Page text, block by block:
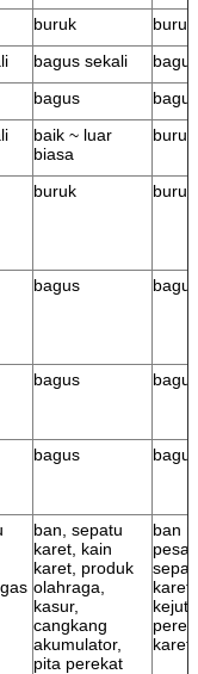
buruk
buruk
bagus sekali
bagus
bagus
baik ~ luar
biasa
buruk
buruk buruk
bagus bagus
bagus bagus
bagus bagus
ban, sepatu
karet, kain
karet, produk
olahraga,
kasur,
cangkang
akumulator,
pita perekat
ban
karet
kejut,
karet